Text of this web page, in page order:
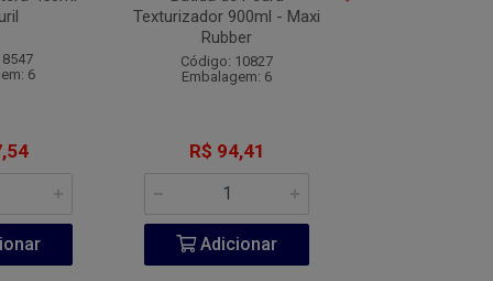
6
Texturizador 900ml - Maxi
Rubber
Código: 10827
Embalagem: 6
R$ 94,41
Adicionar